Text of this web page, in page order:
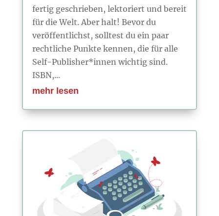
fertig geschrieben, lektoriert und bereit
für die Welt. Aber halt! Bevor du
veröffentlichst, solltest du ein paar
rechtliche Punkte kennen, die für alle
Self-Publisher*innen wichtig sind.
ISBN,...
mehr lesen